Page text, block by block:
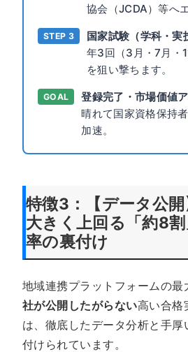
協会（JCDA）等へ
STEP 3
国家試験（学科・実
年3回（3月・7月・
を狙い撃ちます。
GOAL
登録完了・市場価値
晴れて国家資格保持
加速。
特徴3：【データ公
大きく上回る「約8
率の裏付け
地域連携プラットフォームの最
社が公開したがらない高い合格
は、徹底したデータ分析と手
付けられています。